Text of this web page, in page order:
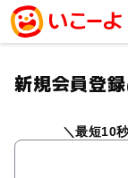
新規会員登録
最短10